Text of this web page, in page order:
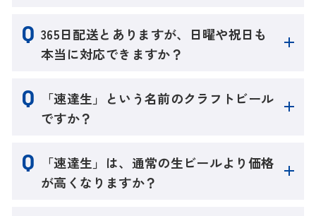
365日配送とありますが、日曜や祝日も
本当に対応できますか？
「速達生」という名前のクラフトビール
ですか？
「速達生」は、通常の生ビールより価格
が高くなりますか？